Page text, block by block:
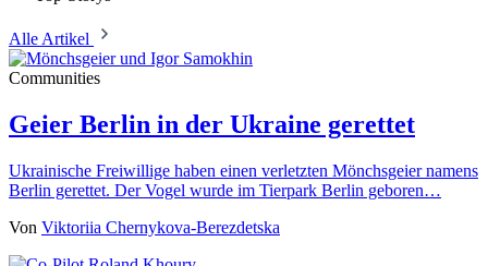
Alle Artikel
Communities
Geier Berlin in der Ukraine gerettet
Ukrainische Freiwillige haben einen verletzten Mönchsgeier namens
Berlin gerettet. Der Vogel wurde im Tierpark Berlin geboren…
Von Viktoriia Chernykova-Berezdetska